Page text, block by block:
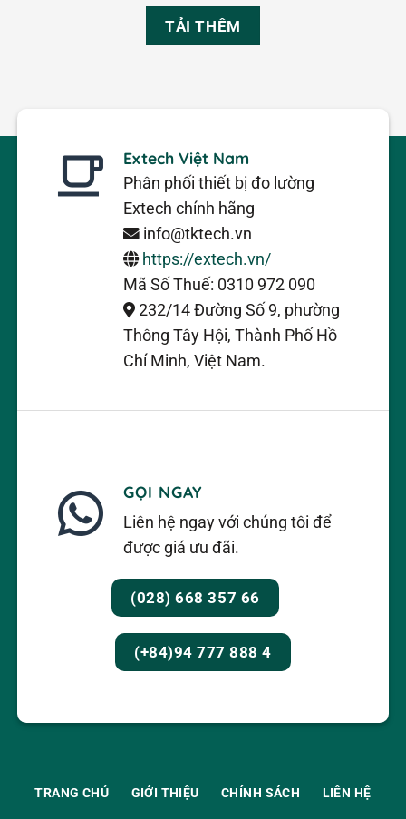
TẢI THÊM
Extech Việt Nam
Phân phối thiết bị đo lường
Extech chính hãng
info@tktech.vn
https://extech.vn/
Mã Số Thuế: 0310 972 090
232/14 Đường Số 9, phường
Thông Tây Hội, Thành Phố Hồ
Chí Minh, Việt Nam.
GỌI NGAY
Liên hệ ngay với chúng tôi để
được giá ưu đãi.
(028) 668 357 66
(+84)94 777 888 4
TRANG CHỦ GIỚI THIỆU CHÍNH SÁCH LIÊN HỆ